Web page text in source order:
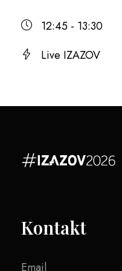
12:45 - 13:30
Live IZAZOV
Kontakt
Email